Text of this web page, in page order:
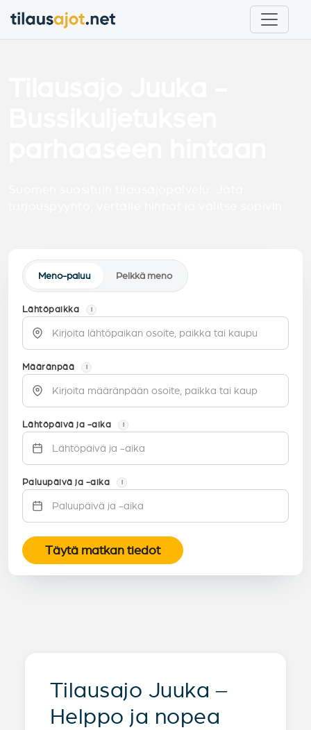
Meno-paluu Pelkkä meno
Lähtöpaikka i
Määränpää i
Lähtöpäivä ja -aika i
Paluupäivä ja -aika i
Täytä matkan tiedot
Tilausajo Juuka –
Helppo ja nopea